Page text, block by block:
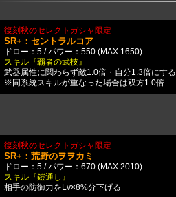
復刻秋のセレクトガシャ限定
SR+：セントラルコア
ドロー：5 / パワー：550 (MAX:1650)
スキル『覇者の武技』
武器属性に関わらず敵1.0倍・自分1.3倍にする
※同系統スキルが重なった場合は双方1.0倍
復刻秋のセレクトガシャ限定
SR+：荒野のヲヲカミ
ドロー：5 / パワー：670 (MAX:2010)
スキル『鎧通し』
相手の防御力をLv×8%分下げる